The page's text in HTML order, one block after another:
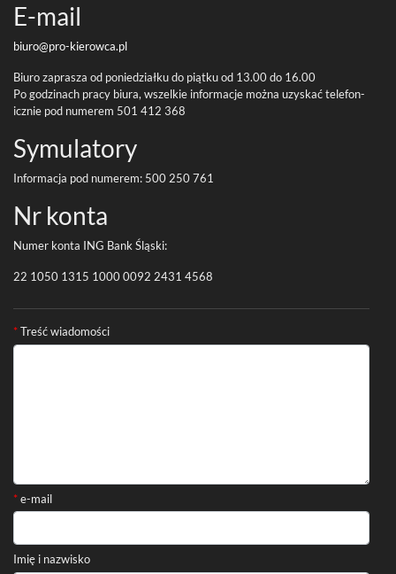
E-​mail
biuro@pro-kierowca.pl
Biuro zaprasza od poniedzi­ałku do piątku od 13.00do 16.00
Po godz­i­nach pracy biura, wszelkie infor­ma­cje można uzyskać tele­fon­
icznie pod numerem 501 412 368
Symu­la­tory
Infor­ma­cja pod numerem: 500 250761
Nr konta
Numer konta ING Bank Śląski:
22 1050 1315 10000092 2431 4568
Formularz kontaktowy
*Treść wiadomości
*e-mail
Imię i nazwisko